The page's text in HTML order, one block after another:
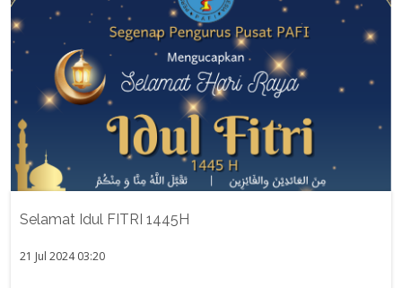
Selamat Idul FITRI 1445H
21 Jul 2024 03:20